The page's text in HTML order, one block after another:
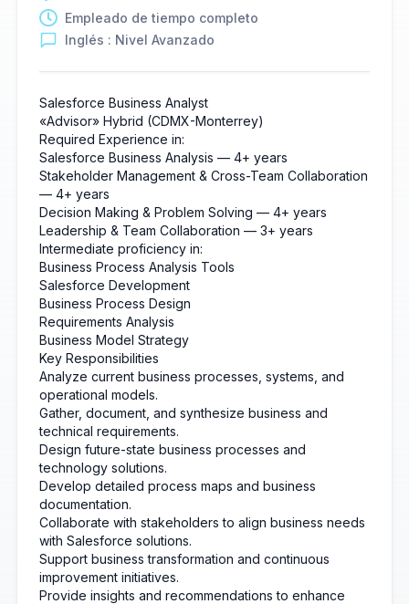
Empleado de tiempo completo
Inglés : Nivel Avanzado
Salesforce Business Analyst
«Advisor» Hybrid (CDMX-Monterrey)
Required Experience in:
Salesforce Business Analysis — 4+ years
Stakeholder Management & Cross-Team Collaboration
— 4+ years
Decision Making & Problem Solving — 4+ years
Leadership & Team Collaboration — 3+ years
Intermediate proficiency in:
Business Process Analysis Tools
Salesforce Development
Business Process Design
Requirements Analysis
Business Model Strategy
Key Responsibilities
Analyze current business processes, systems, and
operational models.
Gather, document, and synthesize business and
technical requirements.
Design future-state business processes and
technology solutions.
Develop detailed process maps and business
documentation.
Collaborate with stakeholders to align business needs
with Salesforce solutions.
Support business transformation and continuous
improvement initiatives.
Provide insights and recommendations to enhance